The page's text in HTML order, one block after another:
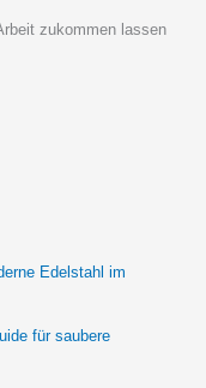
zukommen lassen
Edelstahl im
für saubere